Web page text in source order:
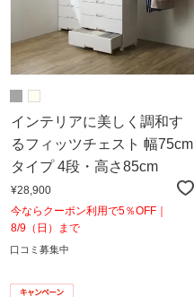
インテリアに美しく調和す
るフィッツチェスト 幅75cm
タイプ 4段・高さ85cm
¥28,900
今ならクーポン利用で5％OFF｜
8/9（日）まで
口コミ募集中